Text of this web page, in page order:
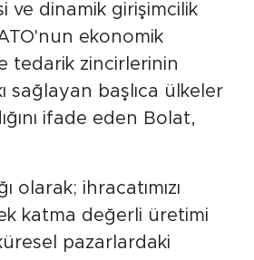
ve dinamik girişimcilik
ekonomik
tedarik zincirlerinin
sağlayan başlıca ülkeler
ifade eden Bolat,
olarak; ihracatımızı
katma değerli üretimi
pazarlardaki